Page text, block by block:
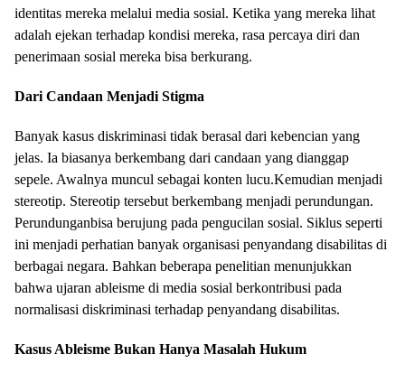
identitas mereka melalui media sosial. Ketika yang mereka lihat
adalah ejekan terhadap kondisi mereka, rasa percaya diri dan
penerimaan sosial mereka bisa berkurang.
Dari Candaan Menjadi Stigma
Banyak kasus diskriminasi tidak berasal dari kebencian yang
jelas. Ia biasanya berkembang dari candaan yang dianggap
sepele. Awalnya muncul sebagai konten lucu.Kemudian menjadi
stereotip. Stereotip tersebut berkembang menjadi perundungan.
Perundunganbisa berujung pada pengucilan sosial. Siklus seperti
ini menjadi perhatian banyak organisasi penyandang disabilitas di
berbagai negara. Bahkan beberapa penelitian menunjukkan
bahwa ujaran ableisme di media sosial berkontribusi pada
normalisasi diskriminasi terhadap penyandang disabilitas.
Kasus Ableisme Bukan Hanya Masalah Hukum